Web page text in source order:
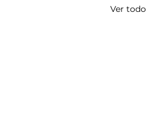
Ver todo